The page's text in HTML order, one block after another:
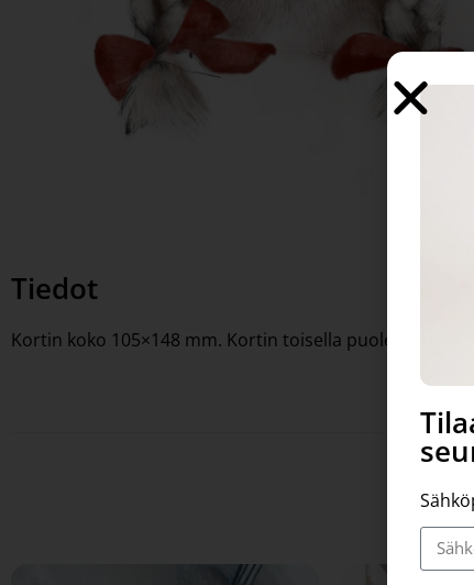
Tiedot
Kortin koko 105×148 mm. Kortin toisella puolella